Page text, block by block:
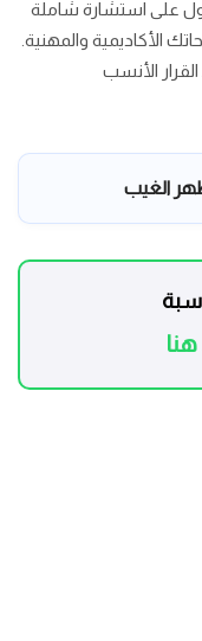
على استشارة شاملة
الأكاديمية والمهنية.
الأنسب
الغيب